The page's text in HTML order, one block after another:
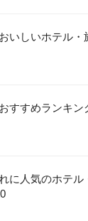
いしいホテル・
すすめランキン
に人気のホテル